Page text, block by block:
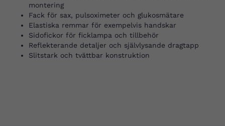
montering
Fack för sax, pulsoximeter och glukosmätare
Elastiska remmar för exempelvis handskar
Sidofickor för ficklampa och tillbehör
Reflekterande detaljer och självlysande dragtapp
Slitstark och tvättbar konstruktion